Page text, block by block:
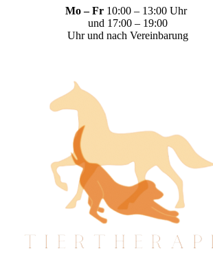
Mo – Fr 10:00 – 13:00 Uhr
und 17:00 – 19:00
Uhr und nach Vereinbarung